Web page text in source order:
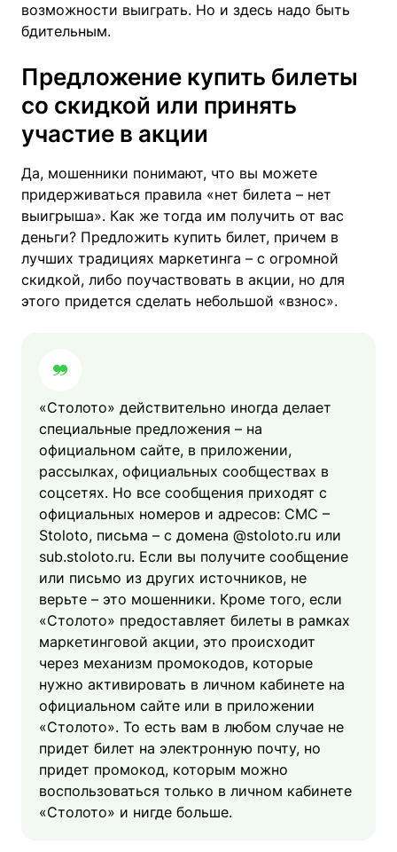
возможности выиграть. Но и здесь надо быть
бдительным.
Предложение купить билеты
со скидкой или принять
участие в акции
Да, мошенники понимают, что вы можете
придерживаться правила «нет билета – нет
выигрыша». Как же тогда им получить от вас
деньги? Предложить купить билет, причем в
лучших традициях маркетинга – с огромной
скидкой, либо поучаствовать в акции, но для
этого придется сделать небольшой «взнос».
«Столото» действительно иногда делает
специальные предложения – на
официальном сайте, в приложении,
рассылках, официальных сообществах в
соцсетях. Но все сообщения приходят с
официальных номеров и адресов: СМС –
Stoloto, письма – с домена @stoloto.ru или
sub.stoloto.ru. Если вы получите сообщение
или письмо из других источников, не
верьте – это мошенники. Кроме того, если
«Столото» предоставляет билеты в рамках
маркетинговой акции, это происходит
через механизм промокодов, которые
нужно активировать в личном кабинете на
официальном сайте или в приложении
«Столото». То есть вам в любом случае не
придет билет на электронную почту, но
придет промокод, которым можно
воспользоваться только в личном кабинете
«Столото» и нигде больше.